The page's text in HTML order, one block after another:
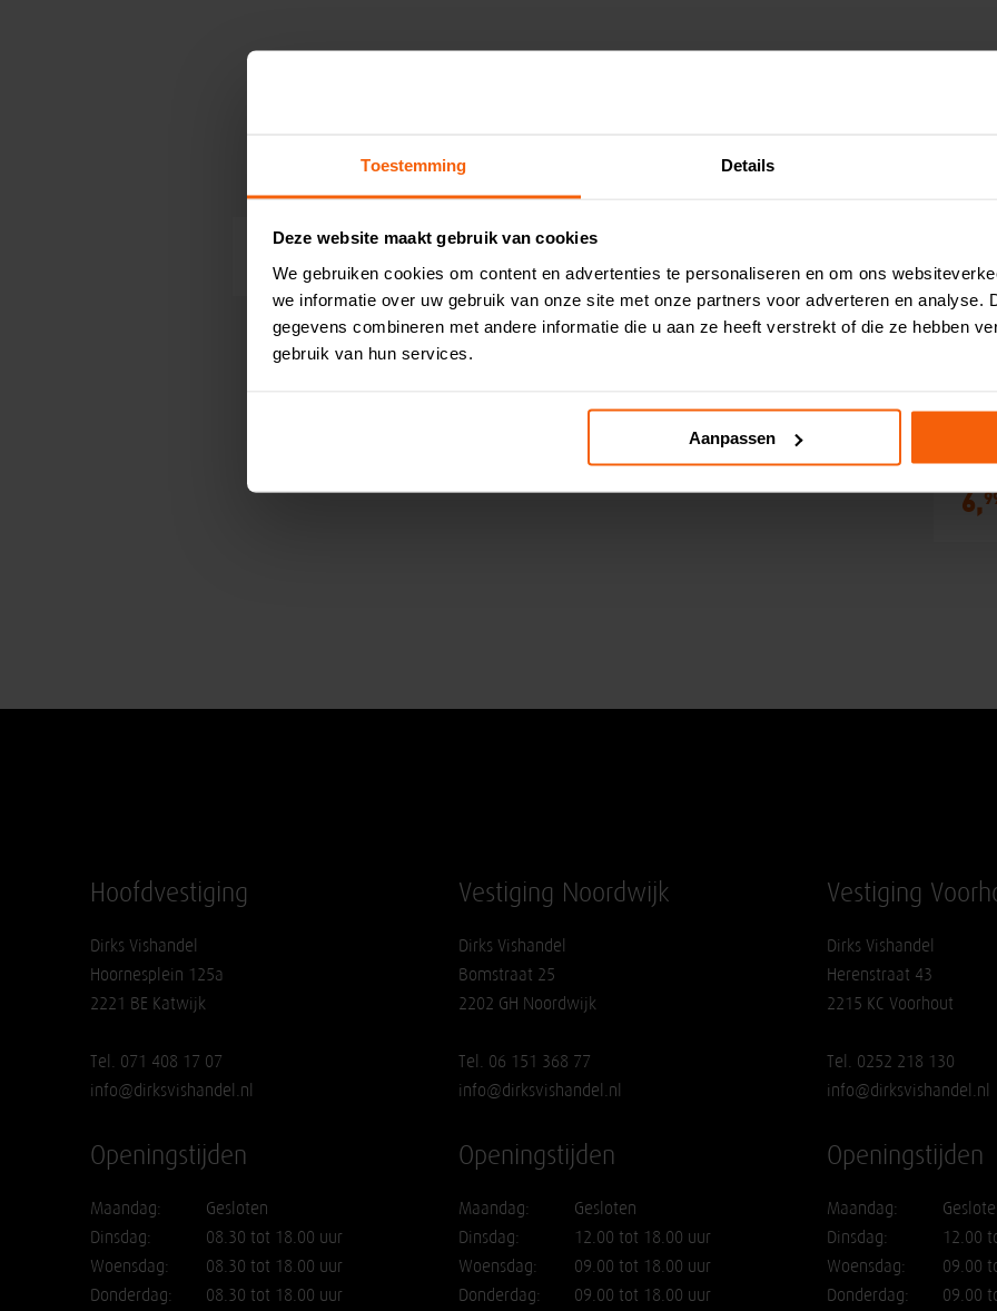
Toestemming Details
Deze website maakt gebruik van cookies
We gebruiken cookies om content en advertenties te personaliseren en om ons
we informatie over uw gebruik van onze site met onze partners voor adverteren en analyse.
gegevens combineren met andere informatie die u aan ze heeft verstrekt of die ze hebben
gebruik van hun services.
Aanpassen
Klanten
6,
Hoofdvestiging
Dirks Vishandel
Hoornesplein 125a
2221 BE Katwijk
Tel. 071 408 17 07
info@dirksvishandel.nl
Openingstijden
Maandag:
Gesloten
Dinsdag:
08.30 tot 18.00 uur
Woensdag:
08.30 tot 18.00 uur
Donderdag:
08.30 tot 18.00 uur
Vestiging Noordwijk
Dirks Vishandel
Bomstraat 25
2202 GH Noordwijk
Tel. 06 151 368 77
info@dirksvishandel.nl
Openingstijden
Maandag:
Gesloten
Dinsdag:
12.00 tot 18.00 uur
Woensdag:
09.00 tot 18.00 uur
Donderdag:
09.00 tot 18.00 uur
Vestiging
Dirks Vishandel
Herenstraat 43
2215 KC Voorhout
Tel. 0252 218 130
info@dirksvishandel.nl
Openingstijden
Maandag:
Dinsdag:
12.00
Woensdag:
09.00
Donderdag:
09.00